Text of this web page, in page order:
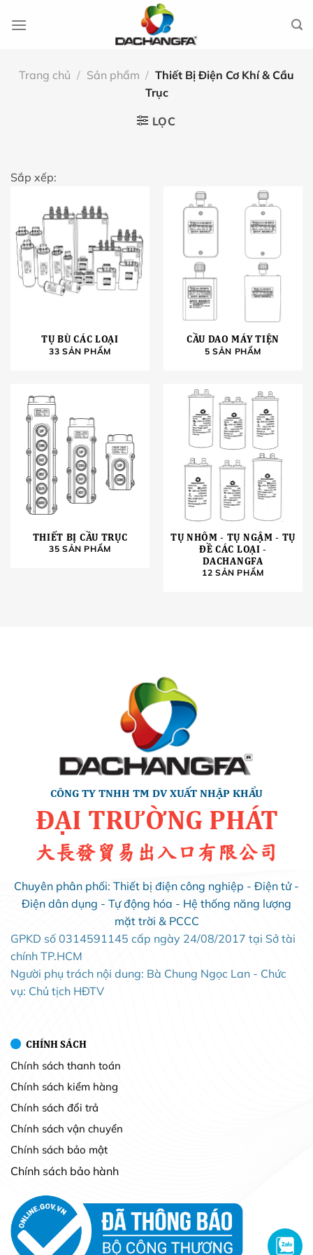
đến
Trang chủ / Sản phẩm / Thiết Bị Điện Cơ Khí & Cầu
Trục
LỌC
Sắp xếp:
TỤ BÙ CÁC LOẠI
33 SẢN PHẨM
CẦU DAO MÁY TIỆN
5 SẢN PHẨM
THIẾT BỊ CẦU TRỤC
35 SẢN PHẨM
TỤ NHÔM - TỤ NGẬM - TỤ
ĐỀ CÁC LOẠI -
DACHANGFA
12 SẢN PHẨM
CÔNG TY TNHH TM DV XUẤT NHẬP KHẨU
ĐẠI TRƯỜNG PHÁT
大長發貿易出入口有限公司
Chuyên phân phối: Thiết bị điện công nghiệp - Điện tử -
Điện dân dụng - Tự động hóa - Hệ thống năng lượng
mặt trời & PCCC
GPKD số 0314591145 cấp ngày 24/08/2017 tại Sở tài
chính TP.HCM
Người phụ trách nội dung: Bà Chung Ngọc Lan - Chức
vụ: Chủ tịch HĐTV
CHÍNH SÁCH
Chính sách thanh toán
Chính sách kiểm hàng
Chính sách đổi trả
Chính sách vận chuyển
Chính sách bảo mật
Chính sách bảo hành